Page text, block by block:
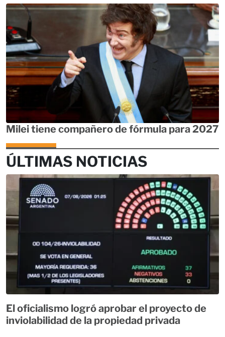
Milei tiene compañero de fórmula para 2027
ÚLTIMAS NOTICIAS
El oficialismo logró aprobar el proyecto de
inviolabilidad de la propiedad privada